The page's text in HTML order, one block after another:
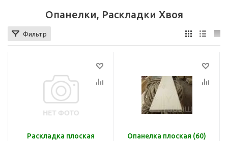
Опанелки, Раскладки Хвоя
Фильтр
Раскладка плоская
Опанелка плоская (60)